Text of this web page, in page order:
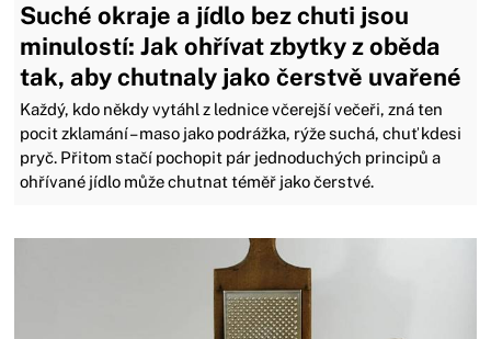
Suché okraje a jídlo bez chuti jsou
minulostí: Jak ohřívat zbytky z oběda
tak, aby chutnaly jako čerstvě uvařené
Každý, kdo někdy vytáhl z lednice včerejší večeři, zná ten
pocit zklamání – maso jako podrážka, rýže suchá, chuť kdesi
pryč. Přitom stačí pochopit pár jednoduchých principů a
ohřívané jídlo může chutnat téměř jako čerstvé.